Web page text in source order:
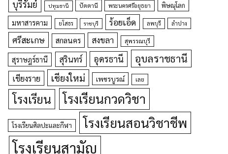
บุรีรัมย์ ปทุมธานี ปัตตานี พระนครศรีอยุธยา พิษณุโลก
มหาสารคาม ยโสธร ราชบุรี ร้อยเอ็ด ลพบุรี ลำปาง
ศรีสะเกษ สกลนคร สงขลา สุพรรณบุรี
สุราษฎร์ธานี สุรินทร์ อุดรธานี อุบลราชธานี
เชียงราย เชียงใหม่ เพชรบูรณ์ เลย
โรงเรียน โรงเรียนกวดวิชา
โรงเรียนศิลปะและกีฬา โรงเรียนสอนวิชาชีพ
โรงเรียนสามัญ